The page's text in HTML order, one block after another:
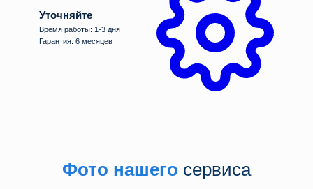
Уточняйте
Время работы: 1-3 дня
Гарантия: 6 месяцев
Фото нашего сервиса